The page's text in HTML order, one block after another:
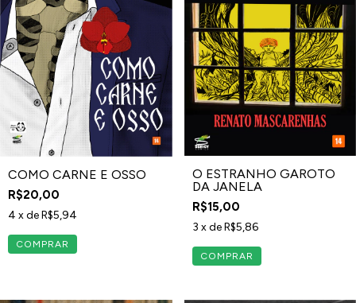
COMO CARNE E OSSO
R$20,00
4 x deR$5,94
O ESTRANHO GAROTO
DA JANELA
R$15,00
3 x deR$5,86